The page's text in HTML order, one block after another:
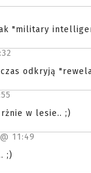
"military
odkryją
w lesie.. ;)
11:49
;)